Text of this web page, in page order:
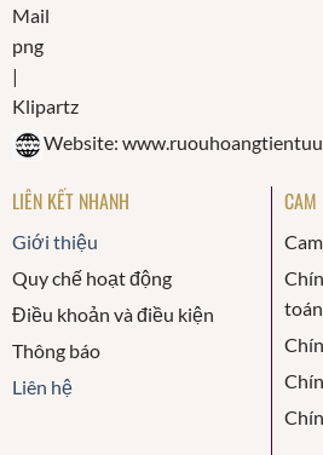
Website:
LIÊN KẾT NHANH
Giới thiệu
Quy chế hoạt động
Điều khoản và điều kiện
Thông báo
Liên hệ
CAM
toán